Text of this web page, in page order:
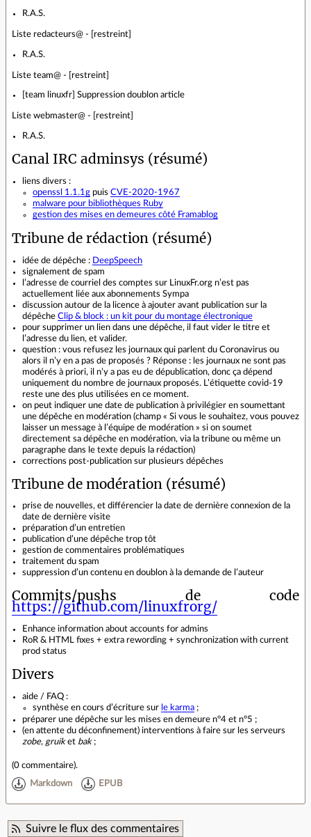
R.A.S.
Liste redacteurs@ - [restreint]
R.A.S.
Liste team@ - [restreint]
[team linuxfr] Suppression doublon article
Liste webmaster@ - [restreint]
R.A.S.
Canal IRC adminsys (résumé)
liens divers :
openssl 1.1.1g puis CVE-2020-1967
malware pour bibliothèques Ruby
gestion des mises en demeures côté Framablog
Tribune de rédaction (résumé)
idée de dépêche : DeepSpeech
signalement de spam
l’adresse de courriel des comptes sur LinuxFr.org n’est pas
actuellement liée aux abonnements Sympa
discussion autour de la licence à ajouter avant publication sur la
dépêche Clip & block : un kit pour du montage électronique
pour supprimer un lien dans une dépêche, il faut vider le titre et
l’adresse du lien, et valider.
question : vous refusez les journaux qui parlent du Coronavirus ou
alors il n’y en a pas de proposés ? Réponse : les journaux ne sont pas
modérés à priori, il n’y a pas eu de dépublication, donc ça dépend
uniquement du nombre de journaux proposés. L’étiquette covid-19
reste une des plus utilisées en ce moment.
on peut indiquer une date de publication à privilégier en soumettant
une dépêche en modération (champ « Si vous le souhaitez, vous pouvez
laisser un message à l’équipe de modération » si on soumet
directement sa dépêche en modération, via la tribune ou même un
paragraphe dans le texte depuis la rédaction)
corrections post-publication sur plusieurs dépêches
Tribune de modération (résumé)
prise de nouvelles, et différencier la date de dernière connexion de la
date de dernière visite
préparation d’un entretien
publication d’une dépêche trop tôt
gestion de commentaires problématiques
traitement du spam
suppression d’un contenu en doublon à la demande de l’auteur
Commits/pushs de code
https://github.com/linuxfrorg/
Enhance information about accounts for admins
RoR & HTML fixes + extra rewording + synchronization with current
prod status
Divers
aide / FAQ :
synthèse en cours d’écriture sur le karma ;
préparer une dépêche sur les mises en demeure n°4 et n°5 ;
(en attente du déconfinement) interventions à faire sur les serveurs
zobe, gruiket bak;
(0 commentaire).
Markdown EPUB
Suivre le flux des commentaires